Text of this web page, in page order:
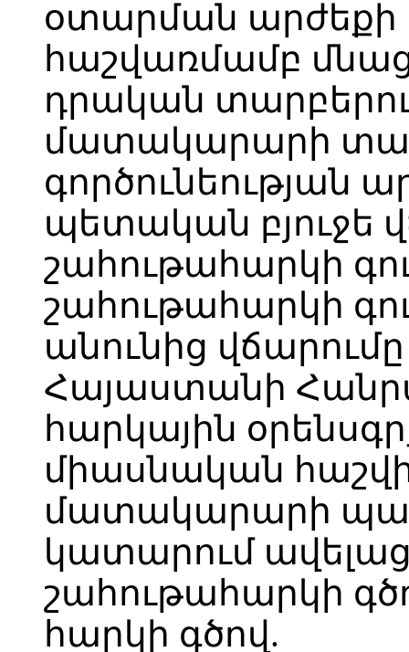
օտարման արժեքի
հաշվառմամբ
դրական
մատակարարի
գործունեության
պետական բյուջե
շահութահարկի
շահութահարկի
անունից
Հայաստանի
հարկային
միասնական
մատակարարի
կատարում
շահութահարկի
հարկի գծով.